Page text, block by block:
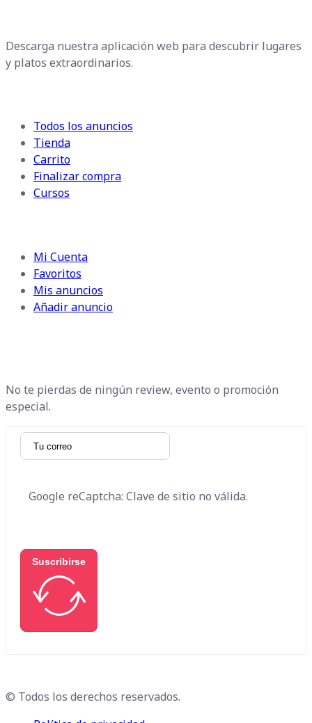
Descarga nuestra aplicación web para descubrir lugares
y platos extraordinarios.
Todos los anuncios
Tienda
Carrito
Finalizar compra
Cursos
Mi Cuenta
Favoritos
Mis anuncios
Añadir anuncio
No te pierdas de ningún review, evento o promoción
especial.
Google reCaptcha: Clave de sitio no válida.
Suscribirse
© Todos los derechos reservados.